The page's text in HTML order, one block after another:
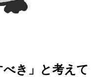
き」と考えて